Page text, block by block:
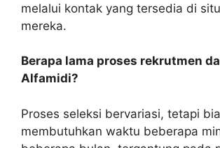
melalui kontak yang tersedia di
mereka.
Berapa lama proses rekrutmen
Alfamidi?
Proses seleksi bervariasi, tetapi
membutuhkan waktu beberapa